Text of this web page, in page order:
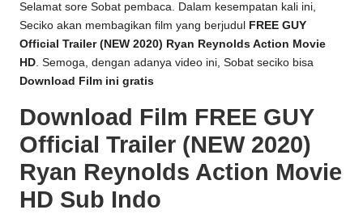
Selamat sore Sobat pembaca. Dalam kesempatan kali ini,
Seciko akan membagikan film yang berjudul
FREE GUY
Official Trailer (NEW 2020) Ryan Reynolds Action Movie
HD. Semoga, dengan adanya video ini, Sobat seciko bisa
Download Film ini gratis
Download Film FREE GUY
Official Trailer (NEW 2020)
Ryan Reynolds Action Movie
HD Sub Indo